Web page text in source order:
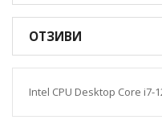
ОТЗИВИ
Intel CPU Desktop Core i7-